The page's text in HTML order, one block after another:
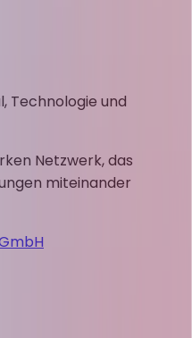
Technologie und
Netzwerk, das
miteinander